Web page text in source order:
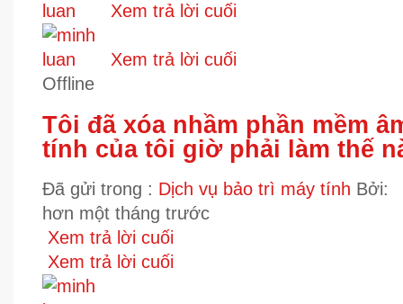
Xem trả lời cuối
Xem trả lời cuối
Offline
Tôi đã xóa nhầm phần mềm
tính của tôi giờ phải làm thế
Đã gửi trong : Dịch vụ bảo trì máy tính Bởi:
hơn một tháng trước
Xem trả lời cuối
Xem trả lời cuối